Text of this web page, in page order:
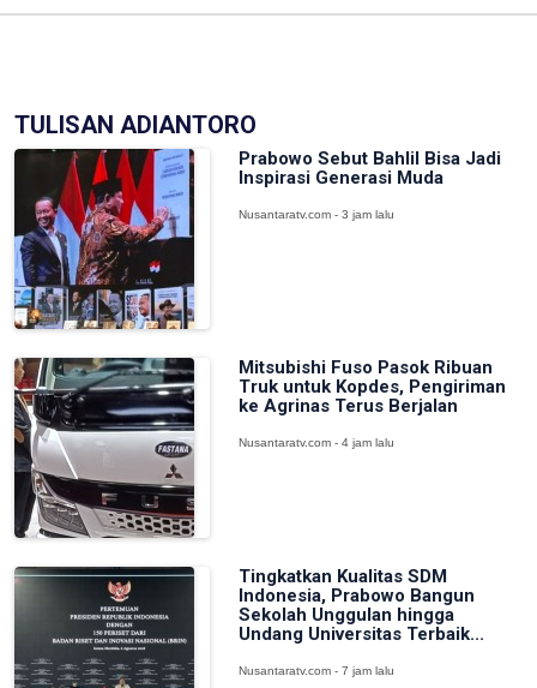
TULISAN ADIANTORO
Prabowo Sebut Bahlil Bisa Jadi
Inspirasi Generasi Muda
Nusantaratv.com - 3 jam lalu
Mitsubishi Fuso Pasok Ribuan
Truk untuk Kopdes, Pengiriman
ke Agrinas Terus Berjalan
Nusantaratv.com - 4 jam lalu
Tingkatkan Kualitas SDM
Indonesia, Prabowo Bangun
Sekolah Unggulan hingga
Undang Universitas Terbaik...
Nusantaratv.com - 7 jam lalu